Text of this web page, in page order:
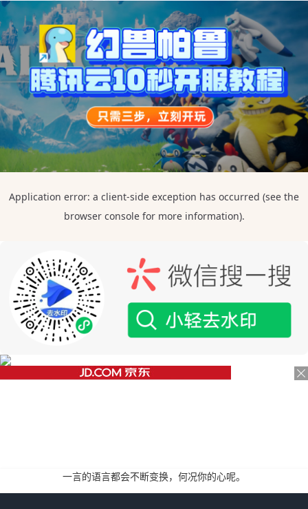
一言的语言都会不断变换，何况你的心呢。